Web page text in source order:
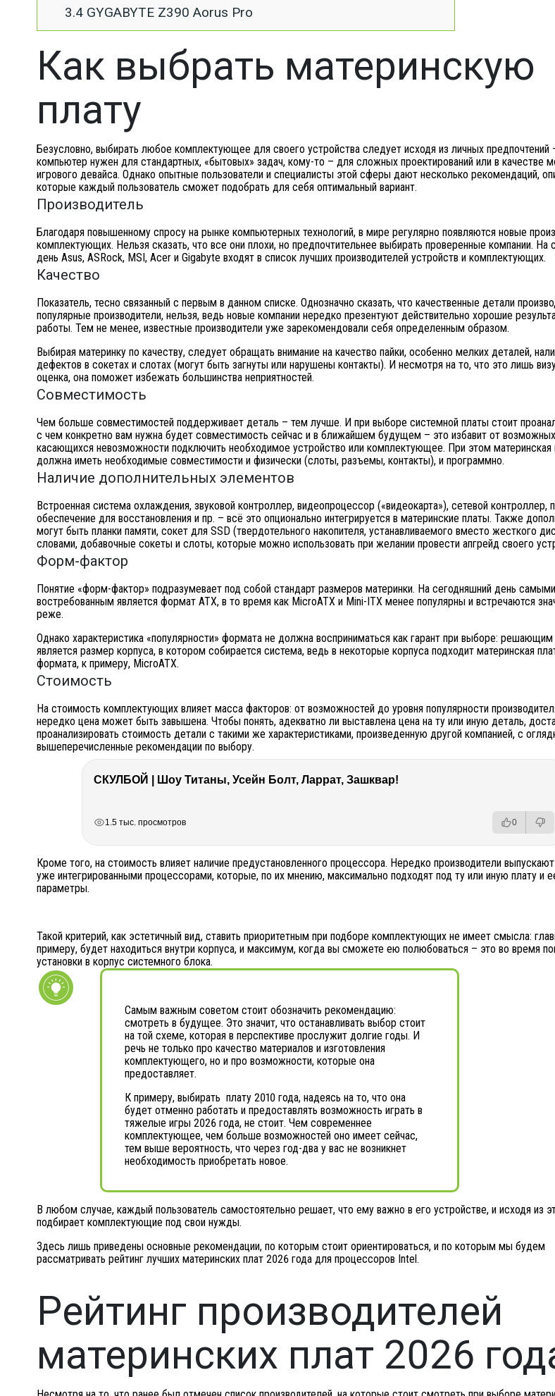
3.4GYGABYTE Z390 Aorus Pro
Как выбрать материнскую
плату
Безусловно, выбирать любое комплектующее для своего устройства следует исходя из личных предпочтений
компьютер нужен для стандартных, «бытовых» задач, кому-то – для сложных проектирований или в качестве
игрового девайса. Однако опытные пользователи и специалисты этой сферы дают несколько рекомендаций,
которые каждый пользователь сможет подобрать для себя оптимальный вариант.
Производитель
Благодаря повышенному спросу на рынке компьютерных технологий, в мире регулярно появляются новые
комплектующих. Нельзя сказать, что все они плохи, но предпочтительнее выбирать проверенные компании. На
день Asus, ASRock, MSI, Acer и Gigabyte входят в список лучших производителей устройств и комплектующих.
Качество
Показатель, тесно связанный с первым в данном списке. Однозначно сказать, что качественные детали
популярные производители, нельзя, ведь новые компании нередко презентуют действительно хорошие
работы. Тем не менее, известные производители уже зарекомендовали себя определенным образом.
Выбирая материнку по качеству, следует обращать внимание на качество пайки, особенно мелких деталей,
дефектов в сокетах и слотах (могут быть загнуты или нарушены контакты). И несмотря на то, что это лишь
оценка, она поможет избежать большинства неприятностей.
Совместимость
Чем больше совместимостей поддерживает деталь – тем лучше. И при выборе системной платы стоит
с чем конкретно вам нужна будет совместимость сейчас и в ближайшем будущем – это избавит от
касающихся невозможности подключить необходимое устройство или комплектующее. При этом материнская
должна иметь необходимые совместимости и физически (слоты, разъемы, контакты), и программно.
Наличие дополнительных элементов
Встроенная система охлаждения, звуковой контроллер, видеопроцессор («видеокарта»), сетевой контроллер,
обеспечение для восстановления и пр. – всё это опционально интегрируется в материнские платы. Также
могут быть планки памяти, сокет для SSD (твердотельного накопителя, устанавливаемого вместо жесткого
словами, добавочные сокеты и слоты, которые можно использовать при желании провести апгрейд своего
Форм-фактор
Понятие «форм-фактор» подразумевает под собой стандарт размеров материнки. На сегодняшний день самыми
востребованным является формат ATX, в то время как MicroATX и Mini-ITX менее популярны и встречаются
реже.
Однако характеристика «популярности» формата не должна восприниматься как гарант при выборе:
является размер корпуса, в котором собирается система, ведь в некоторые корпуса подходит материнская
формата, к примеру, MicroATX.
Стоимость
На стоимость комплектующих влияет масса факторов: от возможностей до уровня популярности
нередко цена может быть завышена. Чтобы понять, адекватно ли выставлена цена на ту или иную деталь,
проанализировать стоимость детали с такими же характеристиками, произведенную другой компанией, с
вышеперечисленные рекомендации по выбору.
СКУЛБОЙ | Шоу Титаны, Усейн Болт, Ларрат, Зашквар!
1.5 тыс. просмотров 0
Кроме того, на стоимость влияет наличие предустановленного процессора. Нередко производители
уже интегрированными процессорами, которые, по их мнению, максимально подходят под ту или иную плату и
параметры.
Такой критерий, как эстетичный вид, ставить приоритетным при подборе комплектующих не имеет смысла:
примеру, будет находиться внутри корпуса, и максимум, когда вы сможете ею полюбоваться – это во время
установки в корпус системного блока.
Самым важным советом стоит обозначить рекомендацию:
смотреть в будущее. Это значит, что останавливать выбор стоит
на той схеме, которая в перспективе прослужит долгие годы. И
речь не только про качество материалов и изготовления
комплектующего, но и про возможности, которые она
предоставляет.
К примеру, выбирать плату 2010 года, надеясь на то, что она
будет отменно работать и предоставлять возможность играть в
тяжелые игры 2026 года, не стоит. Чем современнее
комплектующее, чем больше возможностей оно имеет сейчас,
тем выше вероятность, что через год-два у вас не возникнет
необходимость приобретать новое.
В любом случае, каждый пользователь самостоятельно решает, что ему важно в его устройстве, и исходя из
подбирает комплектующие под свои нужды.
Здесь лишь приведены основные рекомендации, по которым стоит ориентироваться, и по которым мы будем
рассматривать рейтинг лучших материнских плат 2026 года для процессоров Intel.
Рейтинг производителей
материнских плат 2026